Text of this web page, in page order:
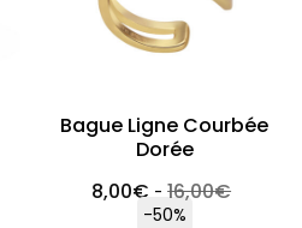
Bague Ligne Courbée
Dorée
8,00€ -16,00€
-50%